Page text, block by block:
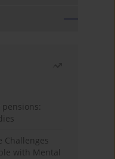
Challenges
with Mental